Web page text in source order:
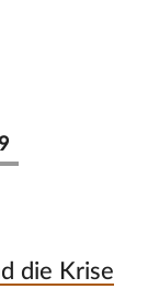
9
die Krise